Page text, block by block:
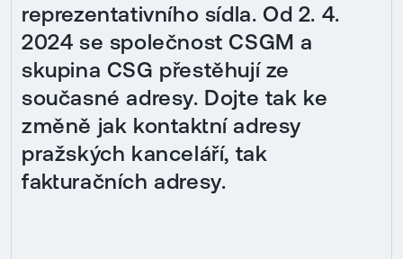
reprezentativního sídla. Od 2. 4.
2024 se společnost CSGM a
skupina CSG přestěhují ze
současné adresy. Dojte tak ke
změně jak kontaktní adresy
pražských kanceláří, tak
fakturačních adresy.